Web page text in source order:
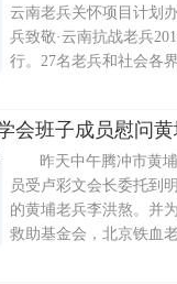
川万县起义。看望因病
云南老兵关怀项目计划
兵致敬·云南抗战老兵
行。27名老兵和社会各
加了当日的活动。人民
击战的7位老兵向远征老
罗正富表示，今天能来
感动，同样作为军人
会班子成员慰问
昨天中午腾冲市黄
员受卢彩文会长委托到
的黄埔老兵李洪熬。并
救助基金会，北京铁血
份的暖冬物资及致敬礼